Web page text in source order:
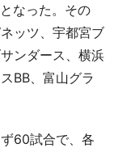
なった。その
ッツ、宇都宮ブ
ンダース、横浜
BB、富山グラ
60試合で、各